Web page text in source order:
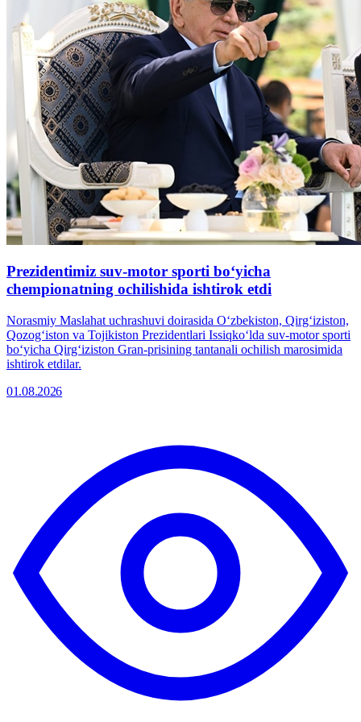
Prezidentimiz suv-motor sporti bo‘yicha
chempionatning ochilishida ishtirok etdi
Norasmiy Maslahat uchrashuvi doirasida O‘zbekiston, Qirg‘iziston,
Qozog‘iston va Tojikiston Prezidentlari Issiqko‘lda suv-motor sporti
bo‘yicha Qirg‘iziston Gran-prisining tantanali ochilish marosimida
ishtirok etdilar.
01.08.2026